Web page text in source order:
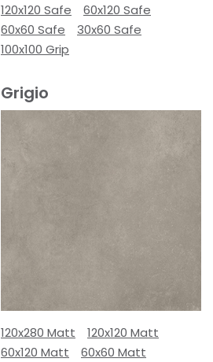
120x120 Safe
60x120 Safe
60x60 Safe
30x60 Safe
100x100 Grip
Grigio
120x280 Matt
120x120 Matt
60x120 Matt
60x60 Matt